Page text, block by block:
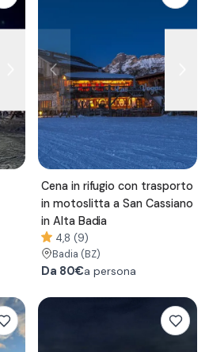
Cena in rifugio con trasporto
in motoslitta a San Cassiano
in Alta Badia
4,8 (9)
Badia (BZ)
Da 80€a persona